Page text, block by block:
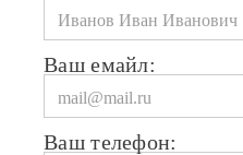
Ваш емайл:
Ваш телефон: